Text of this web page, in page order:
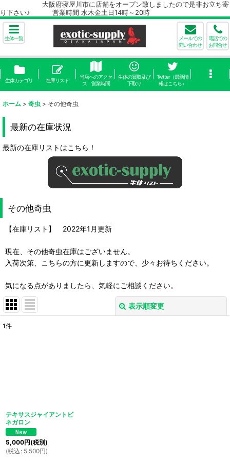
大阪府寝屋川市に店舗をオープン致しましたので是非お立ち寄
り下さい♪ 営業時間 水木金土日14時～20時
生体一覧
メールでの
問い合わせ
電話での
お問合せ
生体カテゴリ 在庫リスト
当店へのアクセ
ス 営業時間
生体の買取及び
下取り
Twitter（最新情
報はこちら）
ホーム > 奇虫 > その他奇虫
最新の在庫状況
最新の在庫リストはこちら！
その他奇虫
【在庫リスト】 2022年1月更新
現在、その他奇虫在庫はございません。
入荷次第、こちらの方に更新しますので、少々お待ちください。
気になる点がありましたら、気軽にご相談ください。
表示順変更
1件
テキサスジャイアントビ
ネガロン
5,000円(税別)
(税込 : 5,500円)